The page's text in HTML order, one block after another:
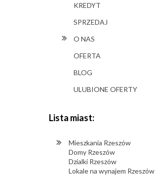
KREDYT
SPRZEDAJ
O NAS
OFERTA
BLOG
ULUBIONE OFERTY
Lista miast:
Mieszkania Rzeszów
Domy Rzeszów
Dzialki Rzeszów
Lokale na wynajem Rzeszów